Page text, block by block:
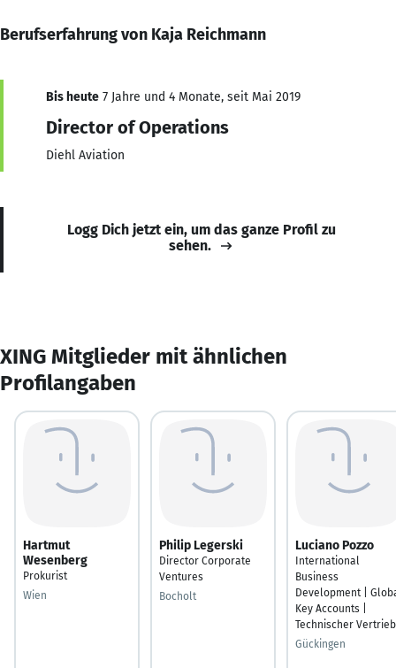
Berufserfahrung von Kaja Reichmann
Bis heute 7 Jahre und 4 Monate, seit Mai 2019
Director of Operations
Diehl Aviation
Logg Dich jetzt ein, um das ganze Profil zu
sehen.
XING Mitglieder mit ähnlichen
Profilangaben
Hartmut
Wesenberg
Prokurist
Wien
Philip Legerski
Director Corporate
Ventures
Bocholt
Luciano Pozzo
International
Business
Development |
Key Accounts |
Technischer Vertrieb
Gückingen